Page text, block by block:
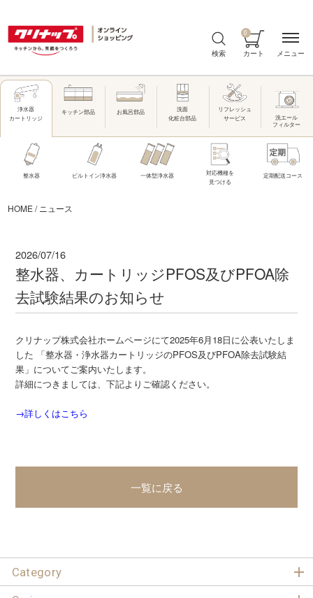
検索 カート
0
浄水器
カートリッジ
キッチン部品 お風呂部品
洗面
化粧台部品
リフレッシュ
サービス
洗エール
フィルター
整水器 ビルトイン浄水器 一体型浄水器
対応機種を
見つける
定期配送コース
HOME/ ニュース
2026/07/16
整水器、カートリッジPFOS及びPFOA除
去試験結果のお知らせ
クリナップ株式会社ホームページにて2025年6月18日に公表いたしま
した 「整水器・浄水器カートリッジのPFOS及びPFOA除去試験結
果」についてご案内いたします。
詳細につきましては、下記よりご確認ください。
→詳しくはこちら
一覧に戻る
Category
メニュー